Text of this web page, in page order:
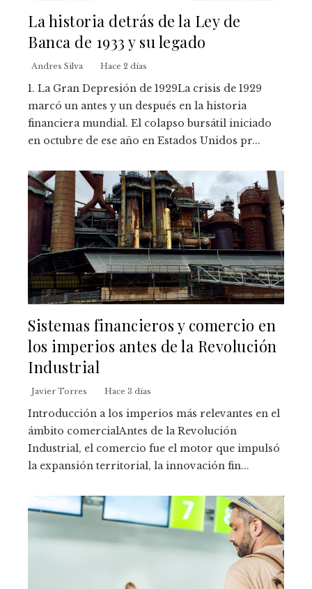
La historia detrás de la Ley de
Banca de 1933 y su legado
Andres Silva Hace 2 días
1. La Gran Depresión de 1929La crisis de 1929
marcó un antes y un después en la historia
financiera mundial. El colapso bursátil iniciado
en octubre de ese año en Estados Unidos pr...
Sistemas financieros y comercio en
los imperios antes de la Revolución
Industrial
Javier Torres Hace 3 días
Introducción a los imperios más relevantes en el
ámbito comercialAntes de la Revolución
Industrial, el comercio fue el motor que impulsó
la expansión territorial, la innovación fin...